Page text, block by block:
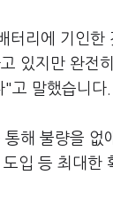
리에 기인한
있지만 완전
고 말했습니다.
해 불량을 없
입 등 최대한